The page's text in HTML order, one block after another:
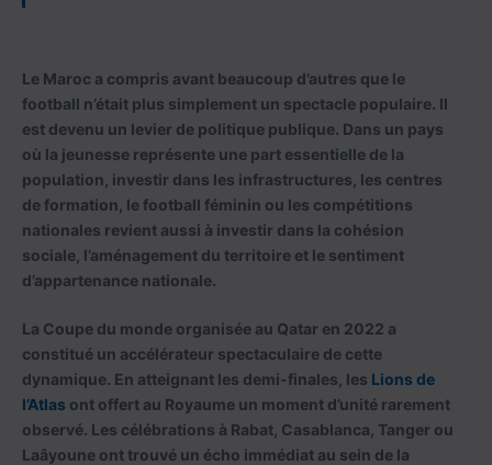
Le Maroc a compris avant beaucoup d’autres que le
football n’était plus simplement un spectacle populaire. Il
est devenu un levier de politique publique. Dans un pays
où la jeunesse représente une part essentielle de la
population, investir dans les infrastructures, les centres
de formation, le football féminin ou les compétitions
nationales revient aussi à investir dans la cohésion
sociale, l’aménagement du territoire et le sentiment
d’appartenance nationale.
La Coupe du monde organisée au Qatar en 2022 a
constitué un accélérateur spectaculaire de cette
dynamique. En atteignant les demi-finales, les Lions de
l’Atlas ont offert au Royaume un moment d’unité rarement
observé. Les célébrations à Rabat, Casablanca, Tanger ou
Laâyoune ont trouvé un écho immédiat au sein de la